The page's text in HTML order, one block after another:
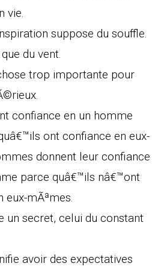
vie.
suppose du souffle.
du vent.
trop importante pour
confiance en un homme
ont confiance en eux-
donnent leur confiance
parce quâ€™ils nâ€™ont
eux-mÃªmes.
un secret, celui du constant
avoir des expectatives